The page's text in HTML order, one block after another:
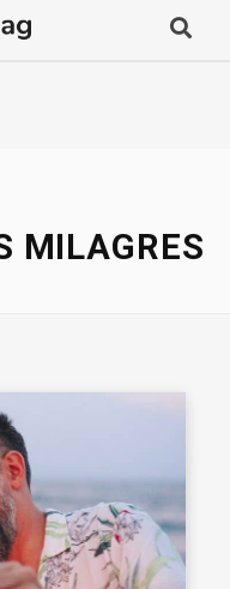
u
MILAGRES